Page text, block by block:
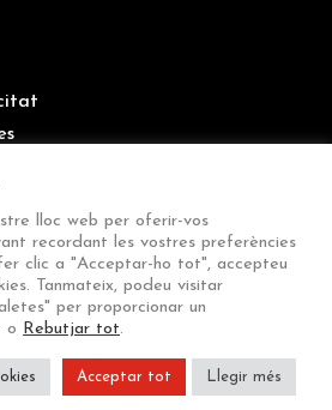
lloc web per oferir-vos
recordant les vostres preferències
clic a "Acceptar-ho tot", accepteu
Tanmateix, podeu visitar
per proporcionar un
o Rebutjar tot.
Acceptar tot Llegir més